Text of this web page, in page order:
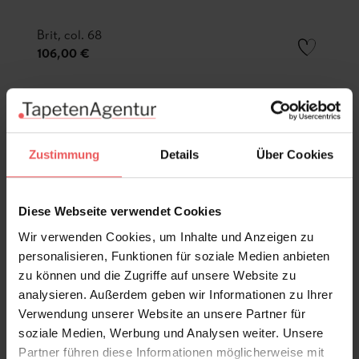
Zustimmung Details Über Cookies
Diese Webseite verwendet Cookies
Wir verwenden Cookies, um Inhalte und Anzeigen zu
personalisieren, Funktionen für soziale Medien anbieten
zu können und die Zugriffe auf unsere Website zu
analysieren. Außerdem geben wir Informationen zu Ihrer
Verwendung unserer Website an unsere Partner für
soziale Medien, Werbung und Analysen weiter. Unsere
Partner führen diese Informationen möglicherweise mit
Brit, col. 68
106,00 €